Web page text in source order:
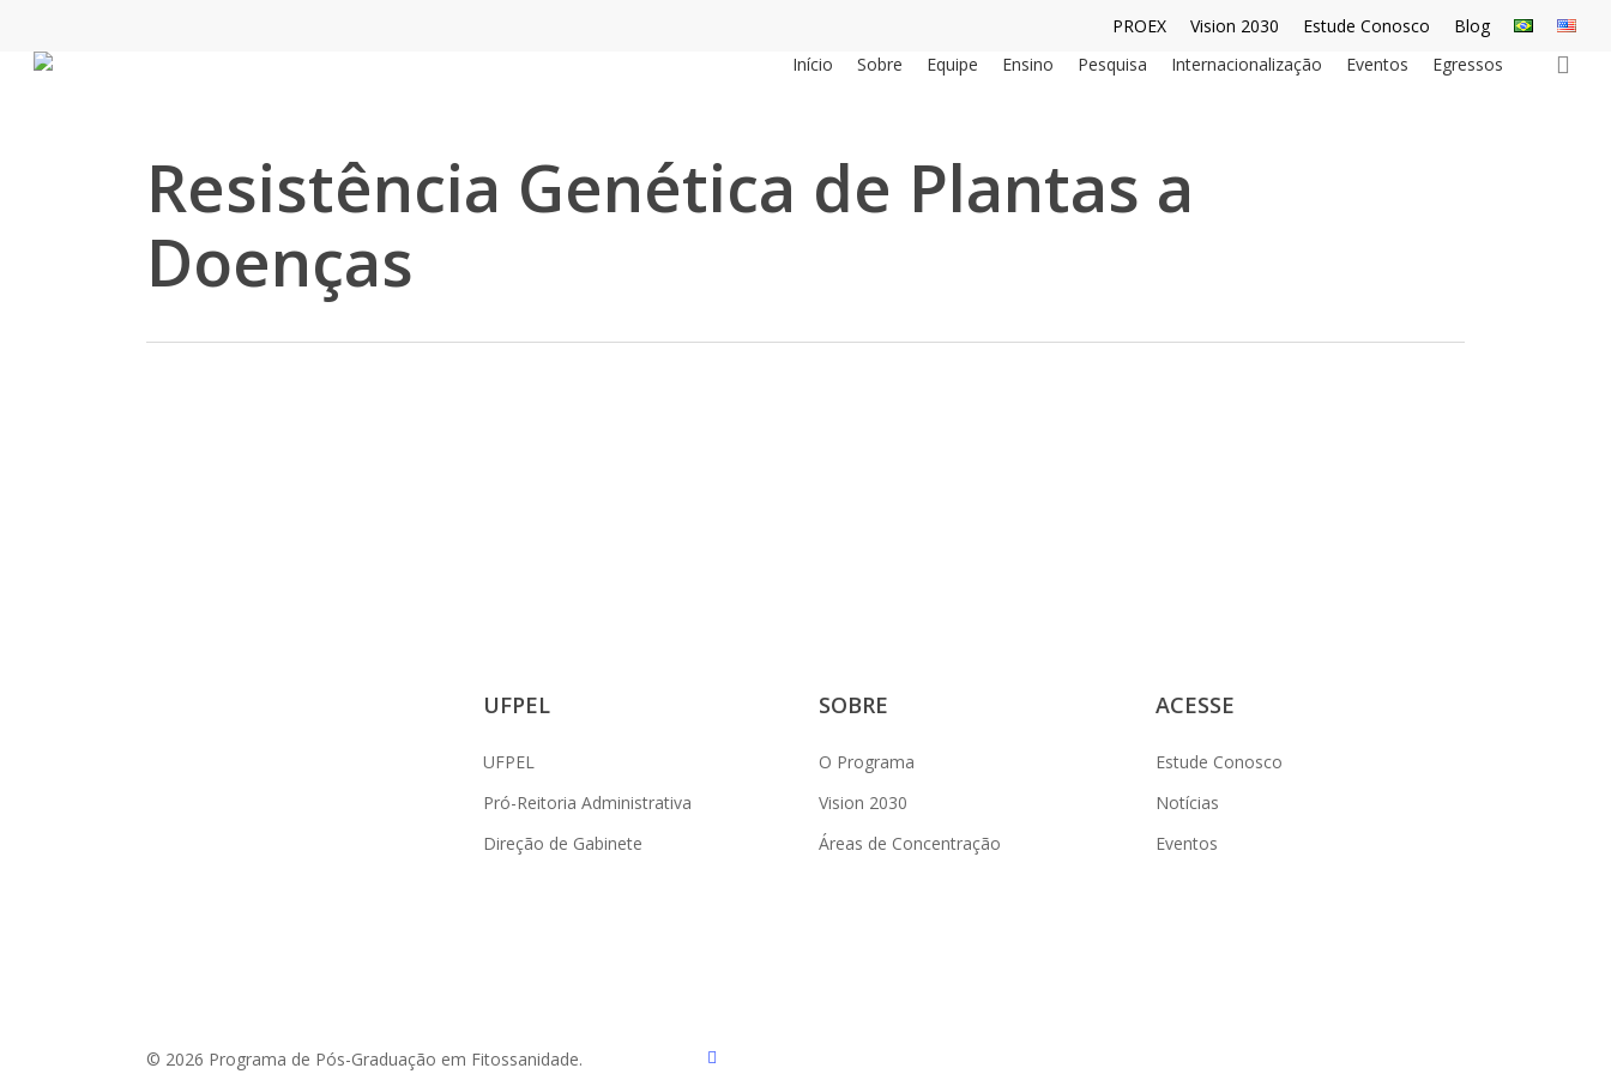
main
PROEX Vision 2030 Estude Conosco
Blog
Início
Sobre Equipe Ensino Pesquisa Internacionalização Eventos Egressos
Resistência Genética de Plantas a
Doenças
UFPEL
UFPEL
Pró-Reitoria Administrativa
Direção de Gabinete
SOBRE
O Programa
Vision 2030
Áreas de Concentração
ACESSE
Estude Conosco
Notícias
Eventos
© 2026 Programa de Pós-Graduação em Fitossanidade. twitter